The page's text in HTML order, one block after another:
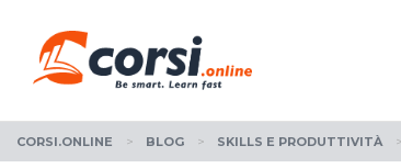
CORSI.ONLINE > BLOG > SKILLS E PRODUTTIVITÀ >